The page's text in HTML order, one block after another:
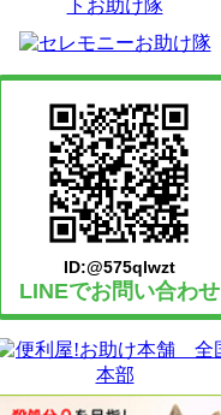
ID:@575qlwzt
LINEでお問い合わせ